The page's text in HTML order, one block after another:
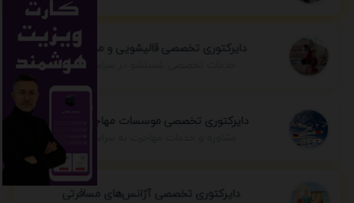
دایرکتوری تخصصی قالیشویی و مبل شویی
خدمات تخصصی شستشو در سراسر ایران
دایرکتوری تخصصی موسسات مهاجرتی ایران
مشاوره و خدمات مهاجرت به سراسر جهان
دایرکتوری تخصصی آژانس‌های مسافرتی